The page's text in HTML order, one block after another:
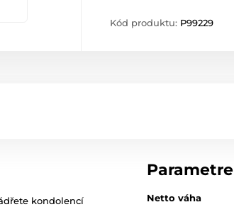
Kód produktu: P99229
kondolencí
Parametre
Netto váha